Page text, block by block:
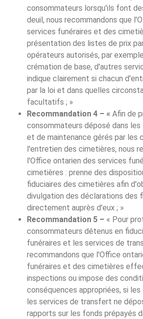
consommateurs lorsqu'ils font
deuil, nous recommandons que
services funéraires et des
présentation des listes de prix
opérateurs autorisés, par
crémation de base, d'autres
indique clairement si chacun
par la loi et dans quelles
facultatifs ; »
Recommandation 4 – « Afin de
consommateurs déposé dans
et de maintenance gérés par les
l'entretien des cimetières, nous
l'Office ontarien des services
cimetières : prenne des
fiduciaires des cimetières afin
divulgation des déclarations des
directement auprès d'eux ; »
Recommandation 5 – « Pour
consommateurs détenus en
funéraires et les services de
recommandons que l'Office
funéraires et des cimetières
inspections ou impose des
conséquences appropriées, si les
les services de transfert ne
rapports sur les fonds prépayés